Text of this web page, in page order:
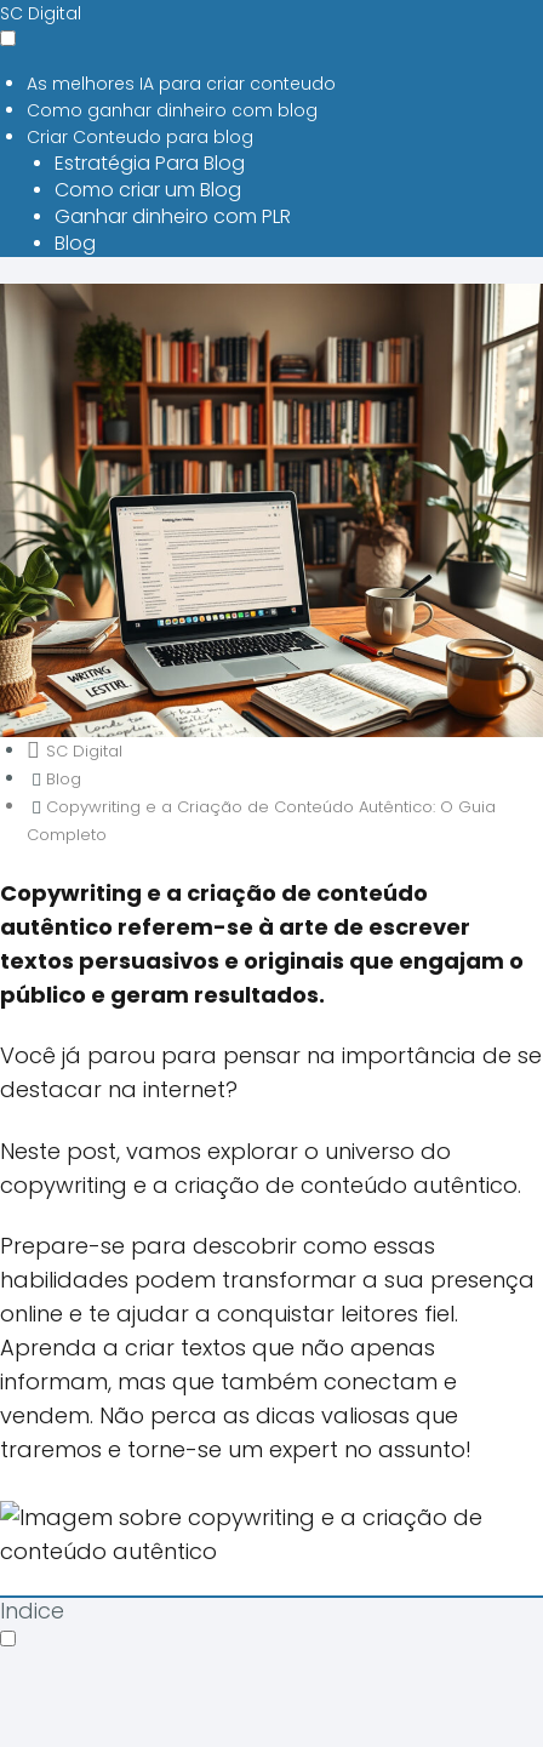
SC Digital
As melhores IA para criar conteudo
Como ganhar dinheiro com blog
Criar Conteudo para blog
Estratégia Para Blog
Como criar um Blog
Ganhar dinheiro com PLR
Blog
Copywriting e a Criação de
Conteúdo Autêntico: O Guia
Completo
SC Digital
Blog
Copywriting e a Criação de Conteúdo Autêntico: O Guia
Completo
Copywriting e a criação de conteúdo
autêntico referem-se à arte de escrever
textos persuasivos e originais que engajam o
público e geram resultados.
Você já parou para pensar na importância de se
destacar na internet?
Neste post, vamos explorar o universo do
copywriting e a criação de conteúdo autêntico.
Prepare-se para descobrir como essas
habilidades podem transformar a sua presença
online e te ajudar a conquistar leitores fiel.
Aprenda a criar textos que não apenas
informam, mas que também conectam e
vendem. Não perca as dicas valiosas que
traremos e torne-se um expert no assunto!
Indice